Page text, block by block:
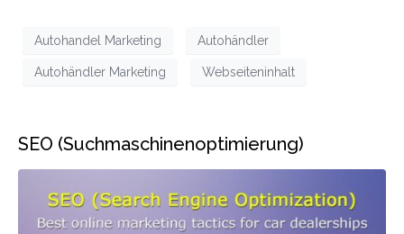
Autohandel Marketing Autohändler
Autohändler Marketing Webseiteninhalt
SEO (Suchmaschinenoptimierung)